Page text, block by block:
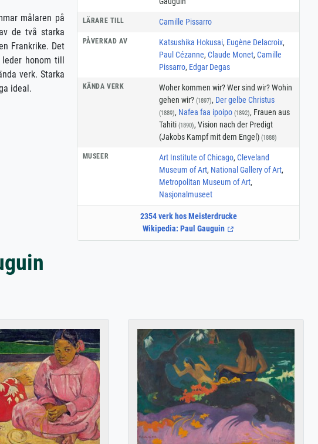
LÄRARE TILL Camille Pissarro
PÅVERKAD AV Katsushika Hokusai, Eugène Delacroix,
Paul Cézanne, Claude Monet, Camille
Pissarro, Edgar Degas
KÄNDA VERK
Woher kommen wir? Wer sind wir? Wohin
gehen wir? (1897), Der gelbe Christus
(1889), Nafea faa ipoipo (1892), Frauen aus
Tahiti (1890), Vision nach der Predigt
(Jakobs Kampf mit dem Engel) (1888)
MUSEER Art Institute of Chicago, Cleveland
Museum of Art, National Gallery of Art,
Metropolitan Museum of Art,
Nasjonalmuseet
2354 verk hos Meisterdrucke
Wikipedia: Paul Gauguin
målaren på
de två starka
Frankrike. Det
leder honom till
verk. Starka
ideal.